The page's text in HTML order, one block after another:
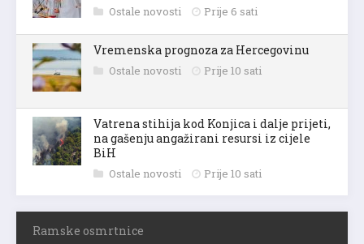
Ostale novosti Prije 6 sati
Vremenska prognoza za Hercegovinu
Ostale novosti Prije 10 sati
Vatrena stihija kod Konjica i dalje prijeti,
na gašenju angažirani resursi iz cijele
BiH
Ostale novosti Prije 10 sati
Ramske osmrtnice